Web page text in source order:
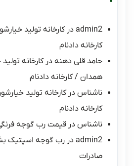
admin2 درکارخانه تولید
کارخانه دادنام
حامد قلی دهنه درکارخانه
همدان / کارخانه دادنام
ناشناس درکارخانه تولید
کارخانه دادنام
ناشناس درقیمت رب گوجه فرنگی ۱۰
admin2 دررب گوجه اسپتیک
صادرات